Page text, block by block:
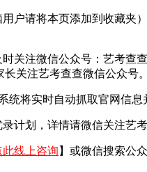
户请将本页添加到收藏夹
关注微信公众号：艺考查查
关注艺考查查微信公众号。
统将实时自动抓取官网信息
计划，详情请微信关注艺
此线上咨询 】或微信搜索公